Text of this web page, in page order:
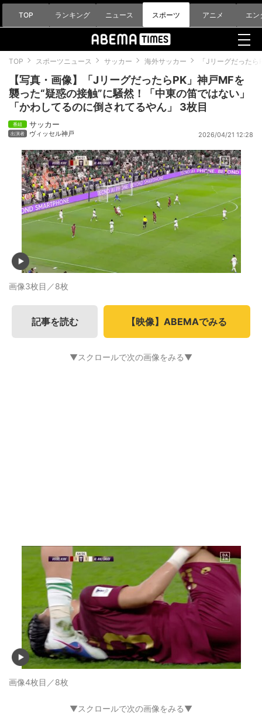
TOP ランキング ニュース スポーツ アニメ エン
TOP スポーツニュース サッカー 海外サッカー 「Jリーグだった
【写真・画像】「JリーグだったらPK」神戸MFを
襲った“疑惑の接触”に騒然！「中東の笛ではない」
「かわしてるのに倒されてるやん」 3枚目
サッカー
ヴィッセル神戸 2026/04/21 12:28
画像3枚目／8枚
記事を読む 【映像】ABEMAでみる
▼スクロールで次の画像をみる▼
画像4枚目／8枚
▼スクロールで次の画像をみる▼